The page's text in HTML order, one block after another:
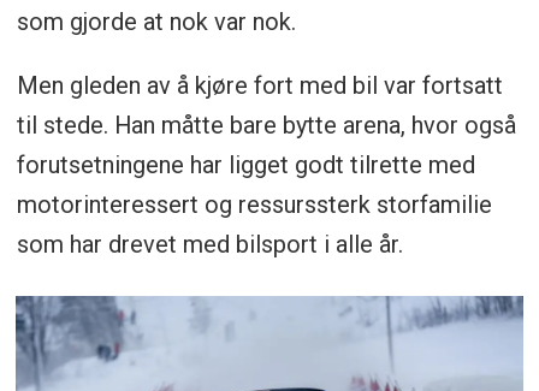
som gjorde at nok var nok.
Men gleden av å kjøre fort med bil var fortsatt
til stede. Han måtte bare bytte arena, hvor også
forutsetningene har ligget godt tilrette med
motorinteressert og ressurssterk storfamilie
som har drevet med bilsport i alle år.